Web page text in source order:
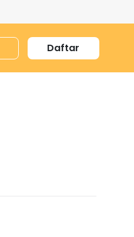
Daftar